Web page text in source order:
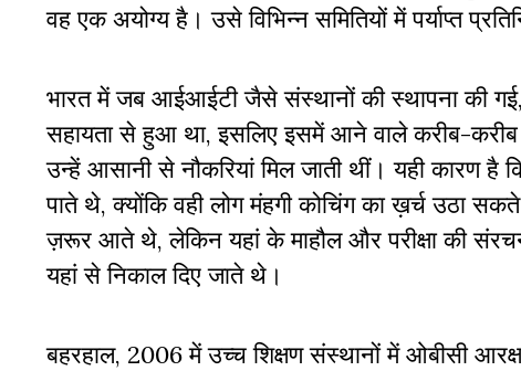
वह एक अयोग्य है। उसे विभिन्न समितियों में पर्याप्त
भारत में जब आईआईटी जैसे संस्थानों की स्थापना की
सहायता से हुआ था, इसलिए इसमें आने वाले करीब-
उन्हें आसानी से नौकरियां मिल जाती थीं। यही कारण है
पाते थे, क्योंकि वही लोग मंहगी कोचिंग का ख़र्च उठा
ज़रूर आते थे, लेकिन यहां के माहौल और परीक्षा की
यहां से निकाल दिए जाते थे।
बहरहाल, 2006 में उच्च शिक्षण संस्थानों में ओबीसी